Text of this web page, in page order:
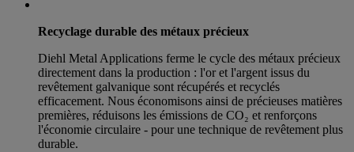
Recyclage durable des métaux précieux
Diehl Metal Applications ferme le cycle des métaux précieux
directement dans la production : l'or et l'argent issus du
revêtement galvanique sont récupérés et recyclés
efficacement. Nous économisons ainsi de précieuses matières
premières, réduisons les émissions de CO₂ et renforçons
l'économie circulaire - pour une technique de revêtement plus
durable.